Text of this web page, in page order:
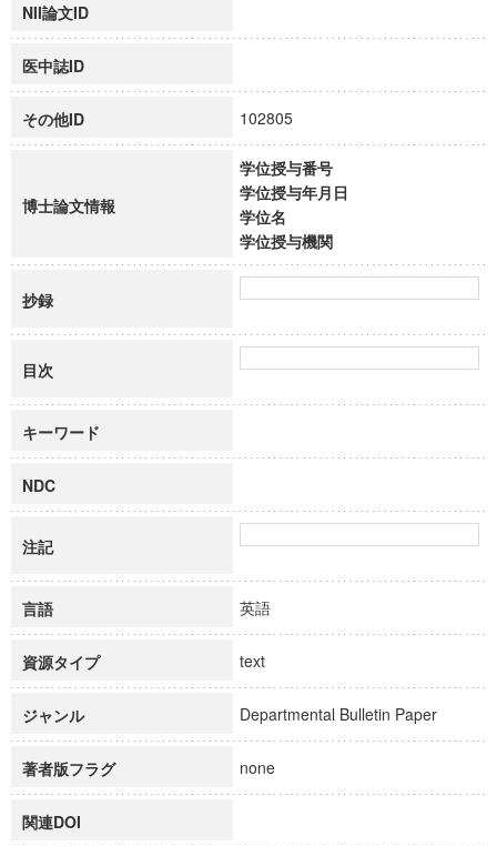
NII論文ID
医中誌ID
その他ID 102805
博士論文情報
学位授与番号
学位授与年月日
学位名
学位授与機関
抄録
目次
キーワード
NDC
注記
言語 英語
資源タイプ text
ジャンル Departmental Bulletin Paper
著者版フラグ none
関連DOI